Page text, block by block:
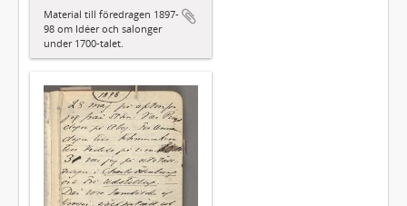
Material till föredragen 1897-
98 om Idéer och salonger
under 1700-talet.